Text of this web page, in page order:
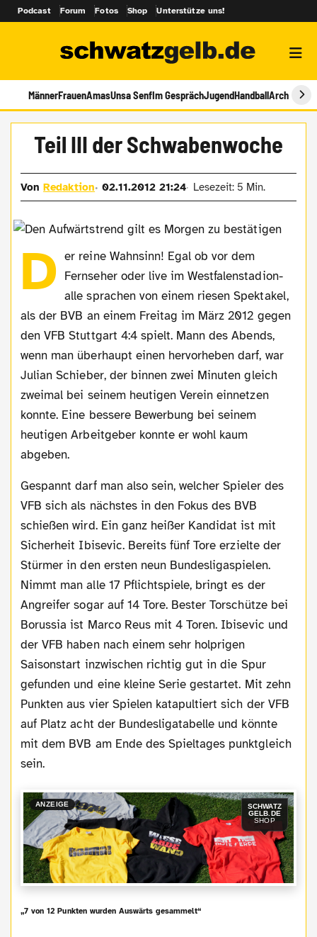
Podcast Forum Fotos Shop Unterstütze uns!
MännerFrauenAmasUnsa SenfIm GesprächJugendHandballArchiv
Teil III der Schwabenwoche
VonRedaktion 02.11.2012 21:24 Lesezeit: 5 Min.
D er reine Wahnsinn! Egal ob vor dem
Fernseher oder live im Westfalenstadion-
alle sprachen von einem riesen Spektakel,
als der BVB an einem Freitag im März 2012 gegen
den VFB Stuttgart 4:4 spielt. Mann des Abends,
wenn man überhaupt einen hervorheben darf, war
Julian Schieber, der binnen zwei Minuten gleich
zweimal bei seinem heutigen Verein einnetzen
konnte. Eine bessere Bewerbung bei seinem
heutigen Arbeitgeber konnte er wohl kaum
abgeben.
Gespannt darf man also sein, welcher Spieler des
VFB sich als nächstes in den Fokus des BVB
schießen wird. Ein ganz heißer Kandidat ist mit
Sicherheit Ibisevic. Bereits fünf Tore erzielte der
Stürmer in den ersten neun Bundesligaspielen.
Nimmt man alle 17 Pflichtspiele, bringt es der
Angreifer sogar auf 14 Tore. Bester Torschütze bei
Borussia ist Marco Reus mit 4 Toren. Ibisevic und
der VFB haben nach einem sehr holprigen
Saisonstart inzwischen richtig gut in die Spur
gefunden und eine kleine Serie gestartet. Mit zehn
Punkten aus vier Spielen katapultiert sich der VFB
auf Platz acht der Bundesligatabelle und könnte
mit dem BVB am Ende des Spieltages punktgleich
sein.
ANZEIGE
SCHWATZ
GELB.DE
SHOP
„7 von 12 Punkten wurden Auswärts gesammelt“